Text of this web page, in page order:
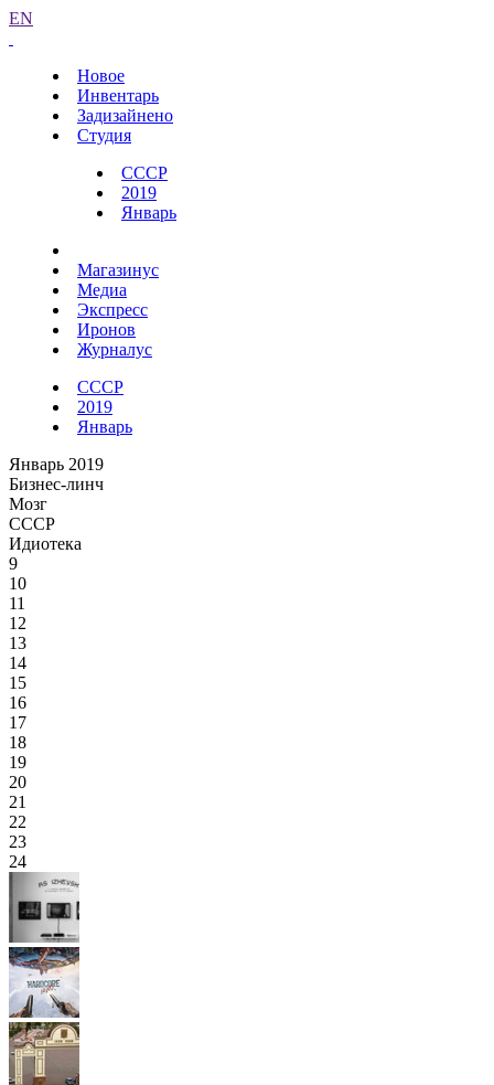
EN
Новое
Инвентарь
Задизайнено
Студия
СССР
2019
Январь
Магазинус
Медиа
Экспресс
Иронов
Журналус
СССР
2019
Январь
Январь 2019
Бизнес-линч
Мозг
СССР
Идиотека
9
10
11
12
13
14
15
16
17
18
19
20
21
22
23
24